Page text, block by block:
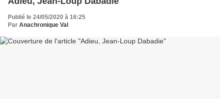
Publié le 24/05/2020 à 16:25
Par Anachronique Val